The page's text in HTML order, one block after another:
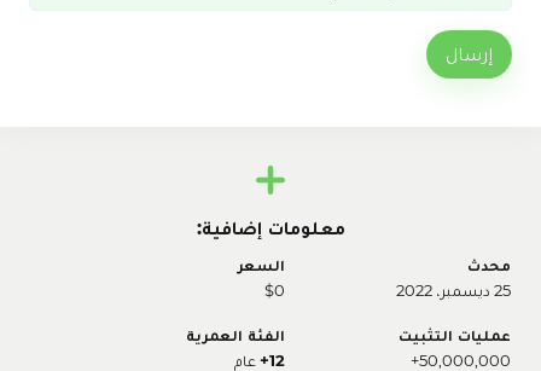
إرسال
معلومات إضافية:
محدث
25 ديسمبر، 2022
السعر
$0
عمليات التثبيت
50,000,000+
الفئة العمرية
12+ عام